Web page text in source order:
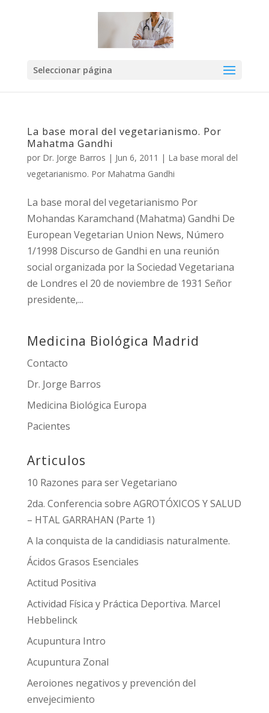
Seleccionar página
La base moral del vegetarianismo. Por
Mahatma Gandhi
por Dr. Jorge Barros | Jun 6, 2011 | La base moral del
vegetarianismo. Por Mahatma Gandhi
La base moral del vegetarianismo Por
Mohandas Karamchand (Mahatma) Gandhi De
European Vegetarian Union News, Número
1/1998 Discurso de Gandhi en una reunión
social organizada por la Sociedad Vegetariana
de Londres el 20 de noviembre de 1931 Señor
presidente,...
Medicina Biológica Madrid
Contacto
Dr. Jorge Barros
Medicina Biológica Europa
Pacientes
Articulos
10 Razones para ser Vegetariano
2da. Conferencia sobre AGROTÓXICOS Y SALUD
– HTAL GARRAHAN (Parte 1)
A la conquista de la candidiasis naturalmente.
Ácidos Grasos Esenciales
Actitud Positiva
Actividad Física y Práctica Deportiva. Marcel
Hebbelinck
Acupuntura Intro
Acupuntura Zonal
Aeroiones negativos y prevención del
envejecimiento